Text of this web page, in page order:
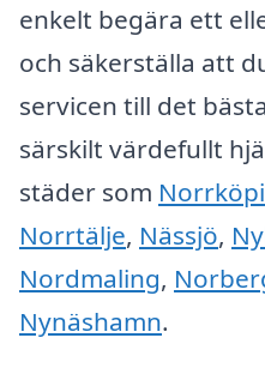
enkelt begära ett
och säkerställa att
servicen till det
särskilt värdefullt
städer som
Norrtälje, Nässjö,
Nordmaling,
Nynäshamn.